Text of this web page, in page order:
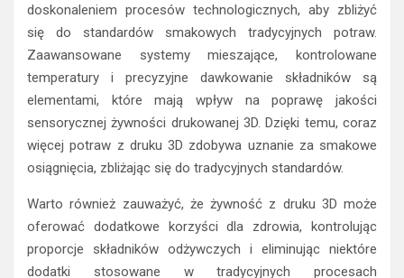
doskonaleniem procesów technologicznych, aby zbliżyć
się do standardów smakowych tradycyjnych potraw.
Zaawansowane systemy mieszające, kontrolowane
temperatury i precyzyjne dawkowanie składników są
elementami, które mają wpływ na poprawę jakości
sensorycznej żywności drukowanej 3D. Dzięki temu, coraz
więcej potraw z druku 3D zdobywa uznanie za smakowe
osiągnięcia, zbliżając się do tradycyjnych standardów.
Warto również zauważyć, że żywność z druku 3D może
oferować dodatkowe korzyści dla zdrowia, kontrolując
proporcje składników odżywczych i eliminując niektóre
dodatki stosowane w tradycyjnych procesach